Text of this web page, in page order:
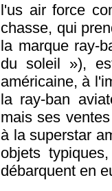
l'us air force
chasse, qui
la marque ray-
du soleil »),
américaine, à
la ray-ban
mais ses
à la superstar
objets
débarquent en